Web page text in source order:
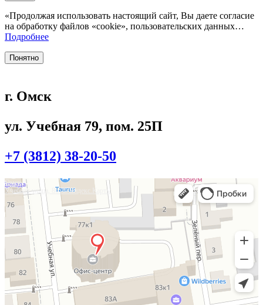
«Продолжая использовать настоящий сайт, Вы даете согласие
на обработку файлов «cookie», пользовательских данных…
Подробнее
Понятно
г. Омск
ул. Учебная 79, пом. 25П
+7 (3812) 38-20-50
Омск
Учебная улица, 86 — Яндекс.Карты